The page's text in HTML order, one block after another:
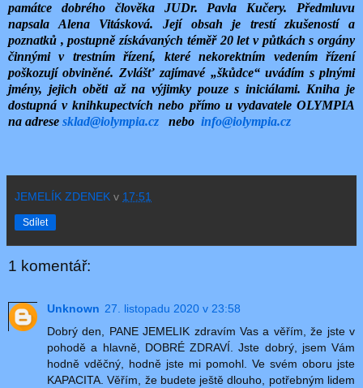
památce dobrého člověka JUDr. Pavla Kučery. Předmluvu
napsala Alena Vitásková. Její obsah je trestí zkušeností a
poznatků , postupně získávaných téměř 20 let v půtkách s orgány
činnými v trestním řízení, které nekorektním vedením řízení
poškozují obviněné. Zvlášť zajímavé „škůdce“ uvádím s plnými
jmény, jejich oběti až na výjimky pouze s iniciálami. Kniha je
dostupná v knihkupectvích nebo přímo u vydavatele OLYMPIA
na adrese sklad@iolympia.cz nebo info@iolympia.cz
JEMELÍK ZDENEK v 17:51
Sdílet
1 komentář:
Unknown 27. listopadu 2020 v 23:58
Dobrý den, PANE JEMELIK zdravím Vas a věřím, že jste v
pohodě a hlavně, DOBRÉ ZDRAVÍ. Jste dobrý, jsem Vám
hodně vděčný, hodně jste mi pomohl. Ve svém oboru jste
KAPACITA. Věřím, že budete ještě dlouho, potřebným lidem